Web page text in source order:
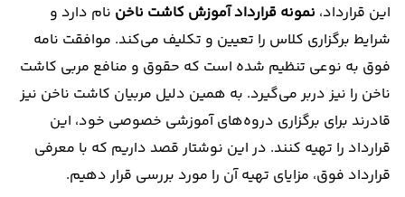
این قرارداد، نمونه قرارداد آموزش کاشت ناخن نام دارد و
شرایط برگزاری کلاس را تعیین و تکلیف می‌کند. موافقت نامه
فوق به نوعی تنظیم شده است که حقوق و منافع مربی کاشت
ناخن را نیز دربر می‌گیرد. به همین دلیل مربیان کاشت ناخن نیز
قادرند برای برگزاری دروه‌های آموزشی خصوصی خود، این
قرارداد را تهیه کنند. در این نوشتار قصد داریم که با معرفی
قرارداد فوق، مزایای تهیه آن را مورد بررسی قرار دهیم.